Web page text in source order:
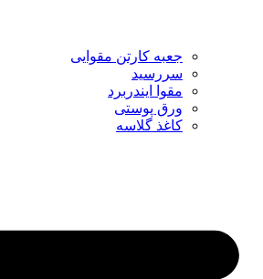
جعبه کارتن مقوایی
سررسید
مقوا ایندربرد
ورق پوستی
کاغذ گلاسه